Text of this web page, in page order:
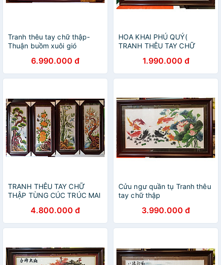
Tranh thêu tay chữ thập-
Thuận buồm xuôi gió
6.990.000 đ
HOA KHAI PHÚ QUÝ(
TRANH THÊU TAY CHỮ
1.990.000 đ
TRANH THÊU TAY CHỮ
THẬP TÙNG CÚC TRÚC MAI
4.800.000 đ
Cửu ngư quần tụ Tranh thêu
tay chữ thập
3.990.000 đ